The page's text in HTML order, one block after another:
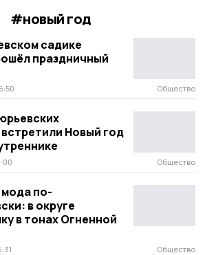
#новый год
садике
праздничный
Общество
Новый год
Общество
по-
в округе
в тонах Огненной
Общество